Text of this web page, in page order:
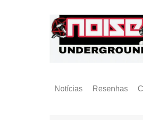
Notícias Resenhas